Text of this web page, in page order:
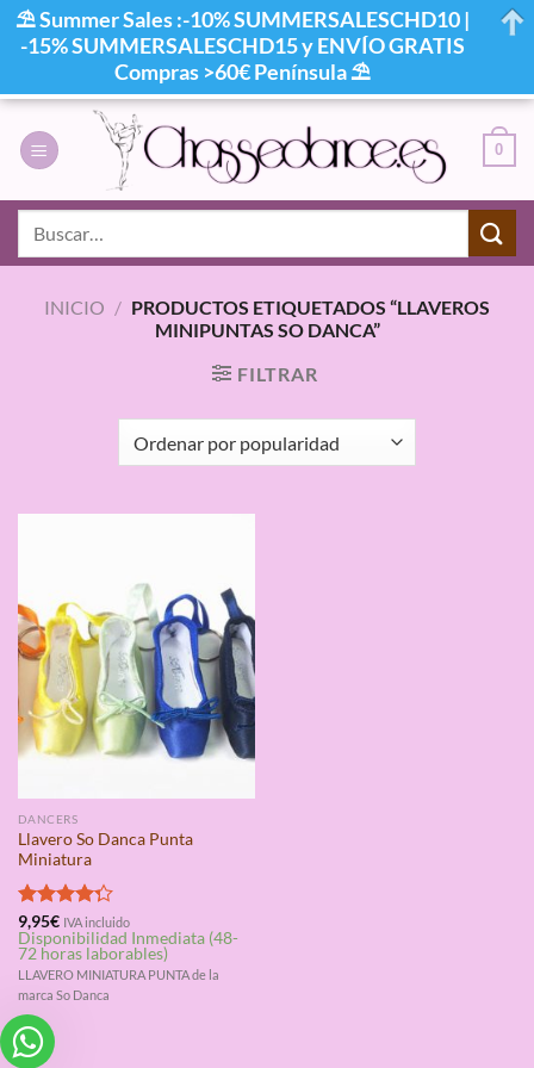
contenido
0
INICIO / PRODUCTOS ETIQUETADOS “LLAVEROS
MINIPUNTAS SO DANCA”
FILTRAR
DANCERS
Llavero So Danca Punta
Miniatura
Valorado
con4.25
de 5
9,95€ IVA incluido
Disponibilidad Inmediata (48-
72 horas laborables)
LLAVERO MINIATURA PUNTA de la
marca So Danca
⛱ Summer Sales :-10% SUMMERSALESCHD10 |
-15% SUMMERSALESCHD15 y ENVÍO GRATIS
Compras >60€ Península ⛱